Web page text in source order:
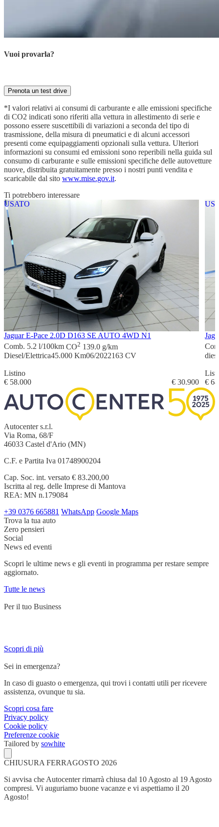
Vuoi provarla?
Prenota un test drive
*I valori relativi ai consumi di carburante e alle emissioni specifiche
di CO2 indicati sono riferiti alla vettura in allestimento di serie e
possono essere suscettibili di variazioni a seconda del tipo di
trasmissione, della misura di pneumatici e di alcuni accessori
presenti come equipaggiamenti opzionali sulla vettura. Ulteriori
informazioni su consumi ed emissioni sono reperibili nella guida sul
consumo di carburante e sulle emissioni specifiche delle autovetture
nuove, distribuita gratuitamente presso i nostri punti vendita e
scaricabile dal sito www.mise.gov.it.
Ti potrebbero interessare
USATO
Jaguar E-Pace 2.0D D163 SE AUTO 4WD N1
Comb. 5.2 l/100km CO2 139.0 g/km
Diesel/Elettrica45.000 Km06/2022163 CV
Listino
€ 58.000
€ 30.900
€
Autocenter s.r.l.
Via Roma, 68/F
46033 Castel d'Ario (MN)
C.F. e Partita Iva 01748900204
Cap. Soc. int. versato € 83.200,00
Iscritta al reg. delle Imprese di Mantova
REA: MN n.179084
+39 0376 665881 WhatsApp Google Maps
Trova la tua auto
Zero pensieri
Social
News ed eventi
Scopri le ultime news e gli eventi in programma per restare sempre
aggiornato.
Tutte le news
Per il tuo Business
Scopri di più
Sei in emergenza?
In caso di guasto o emergenza, qui trovi i contatti utili per ricevere
assistenza, ovunque tu sia.
Scopri cosa fare
Privacy policy
Cookie policy
Preferenze cookie
Tailored by sowhite
CHIUSURA FERRAGOSTO 2026
Si avvisa che Autocenter rimarrà chiusa dal 10 Agosto al 19 Agosto
compresi. Vi auguriamo buone vacanze e vi aspettiamo il 20
Agosto!